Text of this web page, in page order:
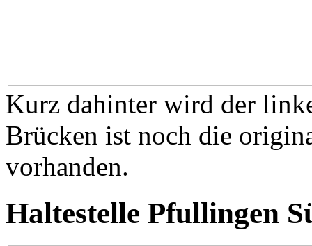
Kurz dahinter wird der
Brücken ist noch die
vorhanden.
Haltestelle Pfullingen